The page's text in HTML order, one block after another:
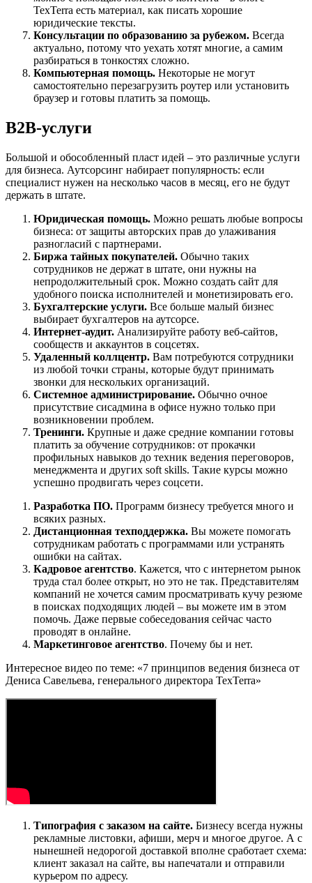
TexTerra есть материал, как писать хорошие
юридические тексты.
Консультации по образованию за рубежом. Всегда
актуально, потому что уехать хотят многие, а самим
разбираться в тонкостях сложно.
Компьютерная помощь. Некоторые не могут
самостоятельно перезагрузить роутер или установить
браузер и готовы платить за помощь.
В2В-услуги
Большой и обособленный пласт идей – это различные услуги
для бизнеса. Аутсорсинг набирает популярность: если
специалист нужен на несколько часов в месяц, его не будут
держать в штате.
Юридическая помощь. Можно решать любые вопросы
бизнеса: от защиты авторских прав до улаживания
разногласий с партнерами.
Биржа тайных покупателей. Обычно таких
сотрудников не держат в штате, они нужны на
непродолжительный срок. Можно создать сайт для
удобного поиска исполнителей и монетизировать его.
Бухгалтерские услуги. Все больше малый бизнес
выбирает бухгалтеров на аутсорсе.
Интернет-аудит. Анализируйте работу веб-сайтов,
сообществ и аккаунтов в соцсетях.
Удаленный коллцентр. Вам потребуются сотрудники
из любой точки страны, которые будут принимать
звонки для нескольких организаций.
Системное администрирование. Обычно очное
присутствие сисадмина в офисе нужно только при
возникновении проблем.
Тренинги. Крупные и даже средние компании готовы
платить за обучение сотрудников: от прокачки
профильных навыков до техник ведения переговоров,
менеджмента и других soft skills. Такие курсы можно
успешно продвигать через соцсети.
Разработка ПО. Программ бизнесу требуется много и
всяких разных.
Дистанционная техподдержка. Вы можете помогать
сотрудникам работать с программами или устранять
ошибки на сайтах.
Кадровое агентство. Кажется, что с интернетом рынок
труда стал более открыт, но это не так. Представителям
компаний не хочется самим просматривать кучу резюме
в поисках подходящих людей – вы можете им в этом
помочь. Даже первые собеседования сейчас часто
проводят в онлайне.
Маркетинговое агентство. Почему бы и нет.
Интересное видео по теме: «7 принципов ведения бизнеса от
Дениса Савельева, генерального директора TexTerra»
Типография с заказом на сайте. Бизнесу всегда нужны
рекламные листовки, афиши, мерч и многое другое. А с
нынешней недорогой доставкой вполне сработает схема:
клиент заказал на сайте, вы напечатали и отправили
курьером по адресу.